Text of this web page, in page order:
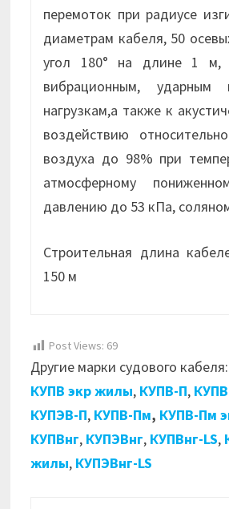
перемоток при радиусе
диаметрам кабеля, 50
угол 180° на длине 1 м,
вибрационным,
нагрузкам,а также к
воздействию
воздуха до 98% при
атмосферному
давлению до 53 кПа,
Строительная длина
150 м
Post Views: 69
Другие марки судового кабеля:
КУПВ экр жилы, КУПВ-П,
КУПЭВ-П, КУПВ-Пм, КУПВ-Пм
КУПВнг, КУПЭВнг, КУПВнг-LS,
жилы, КУПЭВнг-LS